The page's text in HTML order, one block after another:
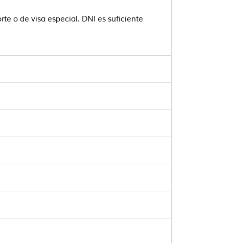
o de visa especial. DNI es suficiente